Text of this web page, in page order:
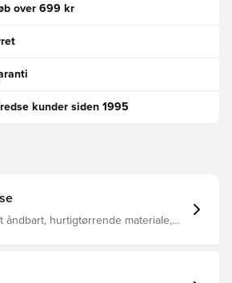
over 699 kr
kunder siden 1995
åndbart, hurtigtørrende materiale,